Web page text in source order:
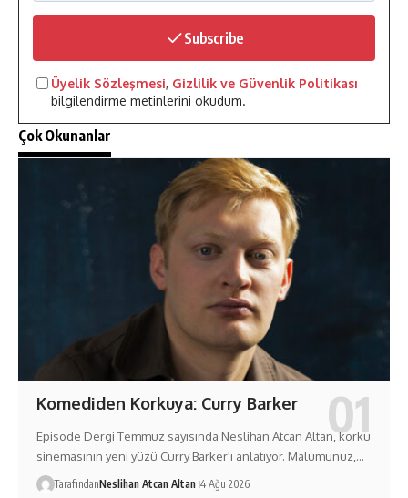
Subscribe
Üyelik Sözleşmesi, Gizlilik ve Güvenlik Politikası
bilgilendirme metinlerini okudum.
Çok Okunanlar
Komediden Korkuya: Curry Barker
Episode Dergi Temmuz sayısında Neslihan Atcan Altan, korku
sinemasının yeni yüzü Curry Barker'ı anlatıyor. Malumunuz,…
TarafındanNeslihan Atcan Altan 4 Ağu 2026